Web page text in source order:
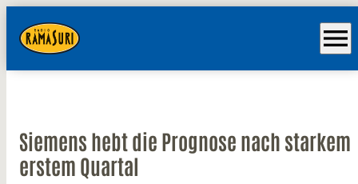
menu
Siemens hebt die Prognose nach starkem
erstem Quartal